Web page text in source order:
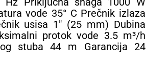
vode 35° C Prečnik izlaza
usisa 1″ (25 mm) Dubina
protok vode 3.5 m³/h
stuba 44 m Garancija 24